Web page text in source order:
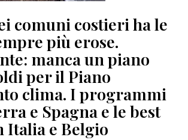
comuni costieri ha le
più erose.
manca un piano
per il Piano
clima. I programmi
e Spagna e le best
Italia e Belgio